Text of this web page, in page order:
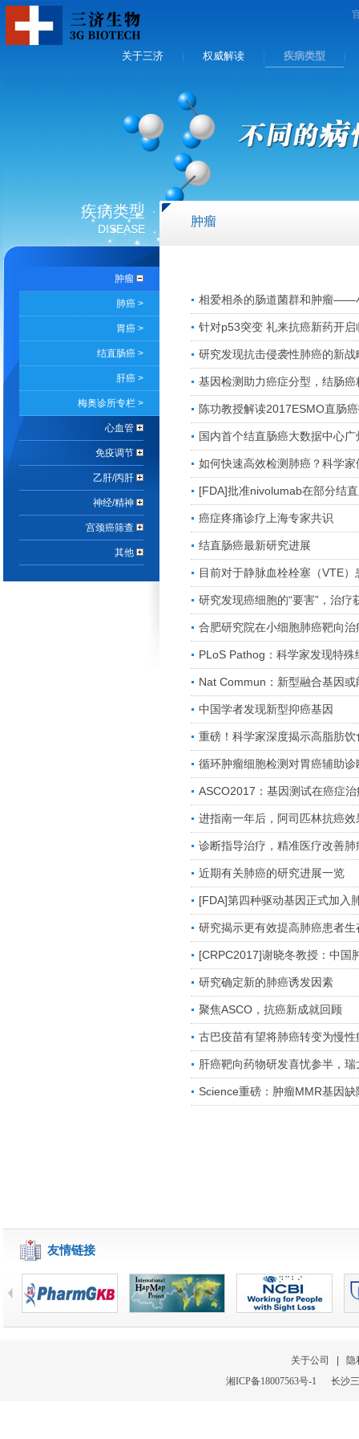
关于三济 权威解读 疾病类型
疾病类型
DISEASE
肿瘤
肺癌 >
胃癌 >
结直肠癌 >
肝癌 >
梅奥诊所专栏 >
心血管
免疫调节
乙肝/丙肝
神经/精神
宫颈癌筛查
其他
肿瘤
相爱相杀的肠道菌群和肿瘤——
针对p53突变 礼来抗癌新药开启
研究发现抗击侵袭性肺癌的新战
基因检测助力癌症分型，结肠
陈功教授解读2017ESMO直肠
国内首个结直肠癌大数据中心广
如何快速高效检测肺癌？科学家
[FDA]批准nivolumab在部分结
癌症疼痛诊疗上海专家共识
结直肠癌最新研究进展
目前对于静脉血栓栓塞（VTE
研究发现癌细胞的“要害”，治疗
合肥研究院在小细胞肺癌靶向
PLoS Pathog：科学家发现特
Nat Commun：新型融合基因
中国学者发现新型抑癌基因
重磅！科学家深度揭示高脂肪
循环肿瘤细胞检测对胃癌辅助
ASCO2017：基因测试在癌症
进指南一年后，阿司匹林抗癌效
诊断指导治疗，精准医疗改善
近期有关肺癌的研究进展一览
[FDA]第四种驱动基因正式加入
研究揭示更有效提高肺癌患者生
[CRPC2017]谢晓冬教授：中国
研究确定新的肺癌诱发因素
聚焦ASCO，抗癌新成就回顾
古巴疫苗有望将肺癌转变为慢性
肝癌靶向药物研发喜忧参半，
Science重磅：肿瘤MMR基因
友情链接
关于公司
隐
湘ICP备18007563号-1 长沙三